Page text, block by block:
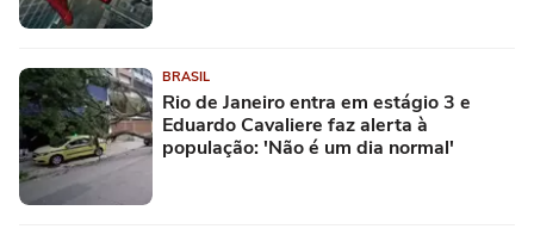
BRASIL
Rio de Janeiro entra em estágio 3 e
Eduardo Cavaliere faz alerta à
população: 'Não é um dia normal'